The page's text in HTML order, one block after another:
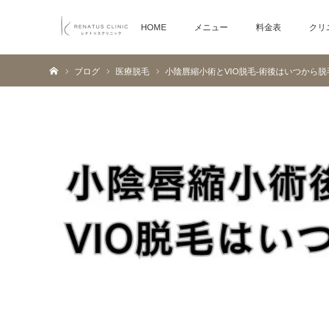
HOME メニュー 料金表 クリ
ブログ 医療脱毛 小陰唇縮小術とVIO脱毛-術後はいつから脱